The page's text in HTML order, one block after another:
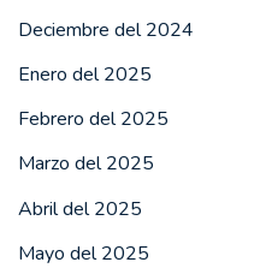
Deciembre del 2024
Enero del 2025
Febrero del 2025
Marzo del 2025
Abril del 2025
Mayo del 2025